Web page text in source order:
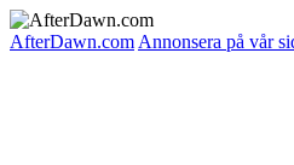
AfterDawn.com Annonsera på vår